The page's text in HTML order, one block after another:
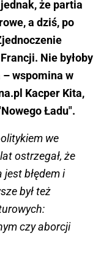
że partia
a dziś, po
Nie byłoby
wspomina w
Kacper Kita,
Ładu".
we
ostrzegał, że
błędem i
był też
czy aborcji